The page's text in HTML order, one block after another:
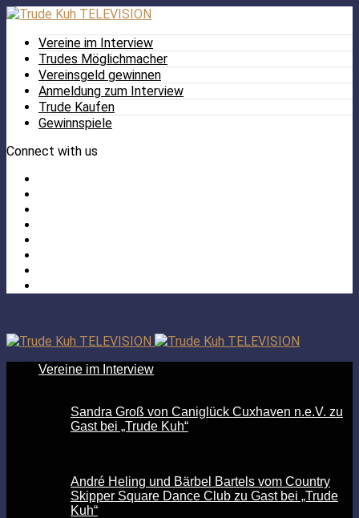
Vereine im Interview
Trudes Möglichmacher
Vereinsgeld gewinnen
Anmeldung zum Interview
Trude Kaufen
Gewinnspiele
Connect with us
Vereine im Interview
Sandra Groß von Caniglück Cuxhaven n.e.V. zu
Gast bei „Trude Kuh“
André Heling und Bärbel Bartels vom Country
Skipper Square Dance Club zu Gast bei „Trude
Kuh“